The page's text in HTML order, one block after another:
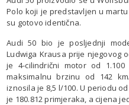
Polo koji je predstavljen u
su gotovo identična.
Audi 50 bio je posljednji
Ludwiga Krausa prije njegovog
je 4-cilindrični motor od
maksimalnu brzinu od 142
iznosila je 8,5 l/100. U periodu
je 180.812 primjeraka, a cijena